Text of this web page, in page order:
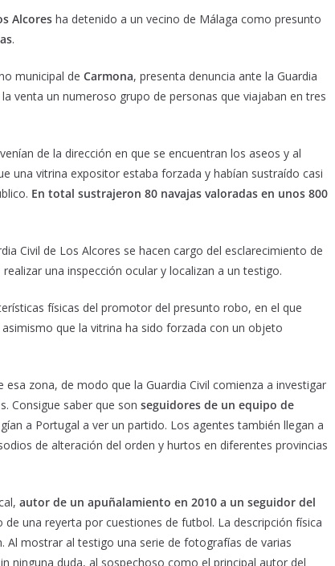
Alcores ha detenido a un vecino de Málaga como presunto
.
municipal de Carmona, presenta denuncia ante la Guardia
venta un numeroso grupo de personas que viajaban en tres
de la dirección en que se encuentran los aseos y al
una vitrina expositor estaba forzada y habían sustraído casi
En total sustrajeron 80 navajas valoradas en unos 800
Civil de Los Alcores se hacen cargo del esclarecimiento de
una inspección ocular y localizan a un testigo.
físicas del promotor del presunto robo, en el que
que la vitrina ha sido forzada con un objeto
zona, de modo que la Guardia Civil comienza a investigar
Consigue saber que son seguidores de un equipo de
a Portugal a ver un partido. Los agentes también llegan a
de alteración del orden y hurtos en diferentes provincias
autor de un apuñalamiento en 2010 a un seguidor del
una reyerta por cuestiones de futbol. La descripción física
Al mostrar al testigo una serie de fotografías de varias
ninguna duda, al sospechoso como el principal autor del